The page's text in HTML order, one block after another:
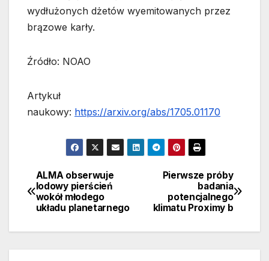
wydłużonych dżetów wyemitowanych przez
brązowe karły.
Źródło: NOAO
Artykuł
naukowy: https://arxiv.org/abs/1705.01170
Nawigacja
wpisu
Pierwsze próby
badania
potencjalnego
klimatu Proximy b
ALMA obserwuje
lodowy pierścień
wokół młodego
układu planetarnego